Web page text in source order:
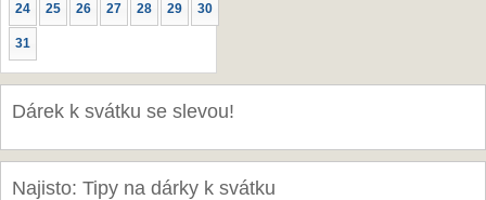
24 25 26 27 28 29 30
31
Dárek k svátku se slevou!
Najisto: Tipy na dárky k svátku